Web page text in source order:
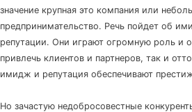
значение крупная это компания или
предпринимательство. Речь пойдет об
репутации. Они играют огромную роль и
привлечь клиентов и партнеров, так и
имидж и репутация обеспечивают
Но зачастую недобросовестные